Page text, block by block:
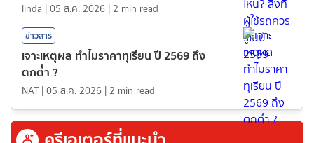
linda |05 ส.ค. 2026 | 2 min read
ข่าวสาร
เจาะเหตุผล ทำไมราคาทุเรียน ปี 2569 ถึง
ตกต่ำ ?
NAT |05 ส.ค. 2026 | 2 min read